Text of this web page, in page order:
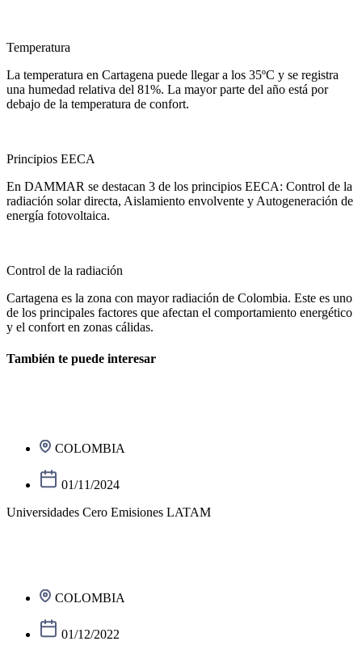
Temperatura
La temperatura en Cartagena puede llegar a los 35ºC y se registra
una humedad relativa del 81%. La mayor parte del año está por
debajo de la temperatura de confort.
Principios EECA
En DAMMAR se destacan 3 de los principios EECA: Control de la
radiación solar directa, Aislamiento envolvente y Autogeneración de
energía fotovoltaica.
Control de la radiación
Cartagena es la zona con mayor radiación de Colombia. Este es uno
de los principales factores que afectan el comportamiento energético
y el confort en zonas cálidas.
También te puede interesar
COLOMBIA
01/11/2024
Universidades Cero Emisiones LATAM
COLOMBIA
01/12/2022